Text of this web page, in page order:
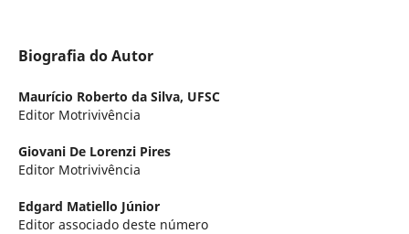
Biografia do Autor
Maurício Roberto da Silva, UFSC
Editor Motrivivência
Giovani De Lorenzi Pires
Editor Motrivivência
Edgard Matiello Júnior
Editor associado deste número